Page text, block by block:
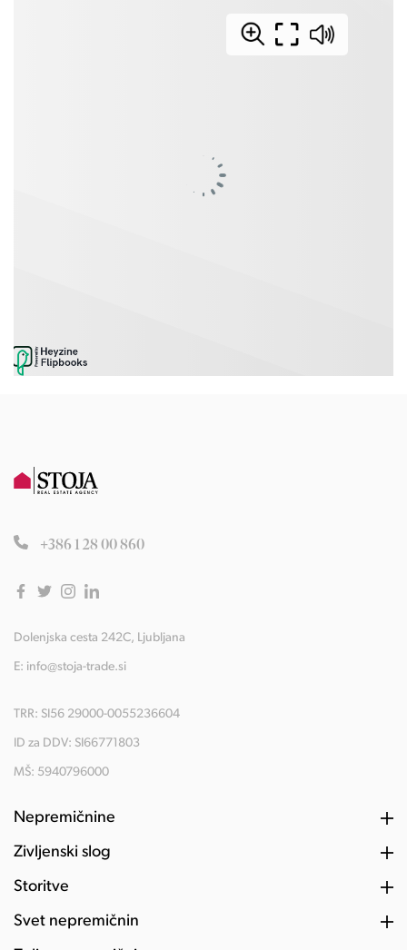
+386 1 28 00 860
Dolenjska cesta 242C, Ljubljana
E: info@stoja-trade.si
TRR: SI56 29000-0055236604
ID za DDV: SI66771803
MŠ: 5940796000
Nepremičnine
Življenski slog
Storitve
Svet nepremičnin